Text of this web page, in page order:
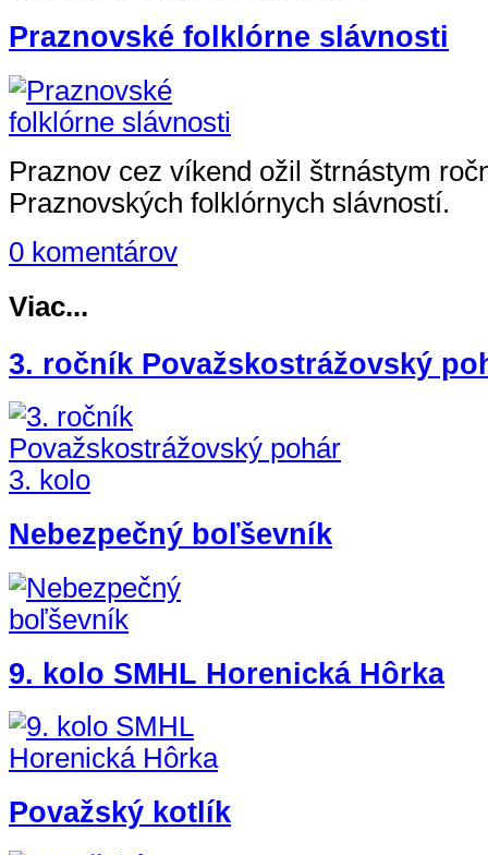
Praznovské folklórne slávnosti
Praznov cez víkend ožil štrnástym
Praznovských folklórnych slávností.
0 komentárov
Viac...
3. ročník Považskostrážovský
Nebezpečný boľševník
9. kolo SMHL Horenická Hôrka
Považský kotlík